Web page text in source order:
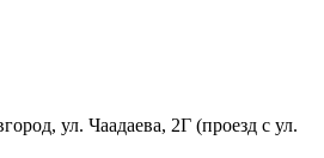
ул. Чаадаева, 2Г (проезд с ул.